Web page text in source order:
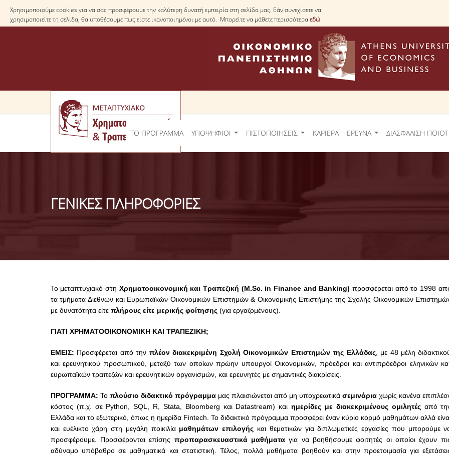
Χρησιμοποιούμε cookies για να σας προσφέρουμε την καλύτερη δυνατή εμπειρία στη σελίδα μας. Εάν συνεχίσετε να
χρησιμοποιείτε τη σελίδα, θα υποθέσουμε πως είστε ικανοποιημένοι με αυτό. Μπορείτε να μάθετε περισσότεραεδώ
ΤΟ ΠΡΟΓΡΑΜΜΑ ΥΠΟΨΗΦΙΟΙ ΠΙΣΤΟΠΟΙΗΣΕΙΣ ΚΑΡΙΕΡΑ ΕΡΕΥΝΑ ΔΙΑΣΦΑΛΙΣΗ
ΓΕΝΙΚΕΣ ΠΛΗΡΟΦΟΡΙΕΣ
Το μεταπτυχιακό στη Χρηματοοικονομική και Τραπεζική (M.Sc. in Finance and Banking) προσφέρεται από το 1998
τα τμήματα Διεθνών και Ευρωπαϊκών Οικονομικών Επιστημών & Οικονομικής Επιστήμης της Σχολής Οικονομικών
με δυνατότητα είτε πλήρους είτε μερικής φοίτησης(για εργαζομένους).
ΓΙΑΤΙ ΧΡΗΜΑΤΟΟΙΚΟΝΟΜΙΚΗ ΚΑΙ ΤΡΑΠΕΖΙΚΗ;
ΕΜΕΙΣ: Προσφέρεται από την πλέον διακεκριμένη Σχολή Oικονομικών Επιστημών της Ελλάδας, με 48 μέλη
και ερευνητικού προσωπικού, μεταξύ των οποίων πρώην υπουργοί Οικονομικών, πρόεδροι καιαντιπρόεδροι εληνικών
ευρωπαϊκών τραπεζών και ερευνητικών οργανισμών, και ερευνητές μεσημαντικές διακρίσεις.
ΠΡΟΓΡΑΜΜΑ: Το πλούσιο διδακτικό πρόγραμμα μας πλαισιώνεται από μη υποχρεωτικάσεμινάρια χωρίς κανένα
κόστος (π.χ. σε Python, SQL, R, Stata, Bloomberg και Datastream) καιημερίδες με διακεκριμένουςομιλητέςαπό
Ελλάδα και το εξωτερικό, όπως η ημερίδα Fintech . Το διδακτικό πρόγραμμα προσφέρει έναν κύριο κορμό μαθημάτων αλλά
και ευέλικτο χάρη στη μεγάλη ποικιλία μαθημάτων επιλογής και θεματικών για διπλωματκές εργασίες που μπορούμε
προσφέρουμε. Προσφέρονται επίσης προπαρασκευαστικάμαθήματα για να βοηθήσουμεφοιτητές οι οποίοι έχουν
αδύναμο υπόβαθρο σε μαθηματικά και στατιστική. Τέλος, πολλά μαθήματα βοηθούν και στην προετοιμασία για
Η συμμετοχή μου στο ΠΜΣ
και Χρηματοοικονομικής για
το υψηλού επιπέδου διδακτικό
μου έδωσε την ευκαιρία να
τεχνικές γνώσεις ικανές να
επαγγελματική μου εξέλιξη. Θεωρώ
είναι το πληρέστερο μεταπτυχιακό
πρόγραμμα σπουδών στους
Τραπεζικής και των
... περισσότερα